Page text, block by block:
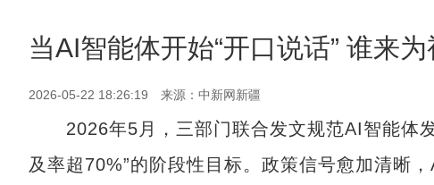
当AI智能体开始“开口说话” 谁来
2026-05-22 18:26:19 来源：中新网新疆
2026年5月，三部门联合发文规范AI智能体发
及率超70%”的阶段性目标。政策信号愈加清晰